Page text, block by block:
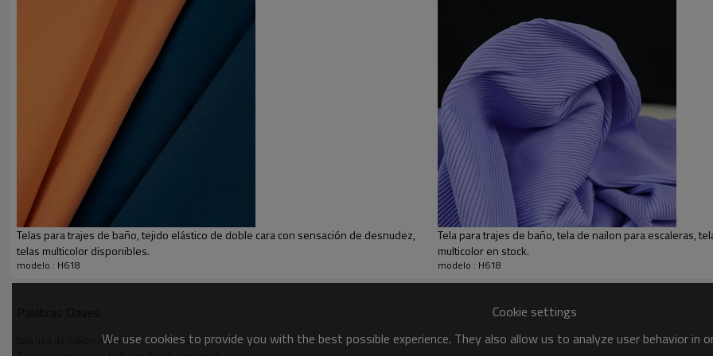
TELA RESISTENTE: Hecha
duradera. No se decolora, no
del grifo y sécala al aire libre,
MULTIUSOS: Ya sea que
pantalones deportivos o
Excelente rendimiento en
Tejido de nailon mate grueso de alta elasticidad.
152 centímetros
Telas para trajes de baño, tejido elástico de doble cara con sensación de desnudez,
telas multicolor disponibles.
modelo : H618
Tela para trajes de baño, tela de nailon para escaleras,
multicolor en stock.
modelo : H618
tela lisa de nailon mate
Cookie settings
We use cookies to provide you with the best possible experience. They also allow us to analyze user behavior